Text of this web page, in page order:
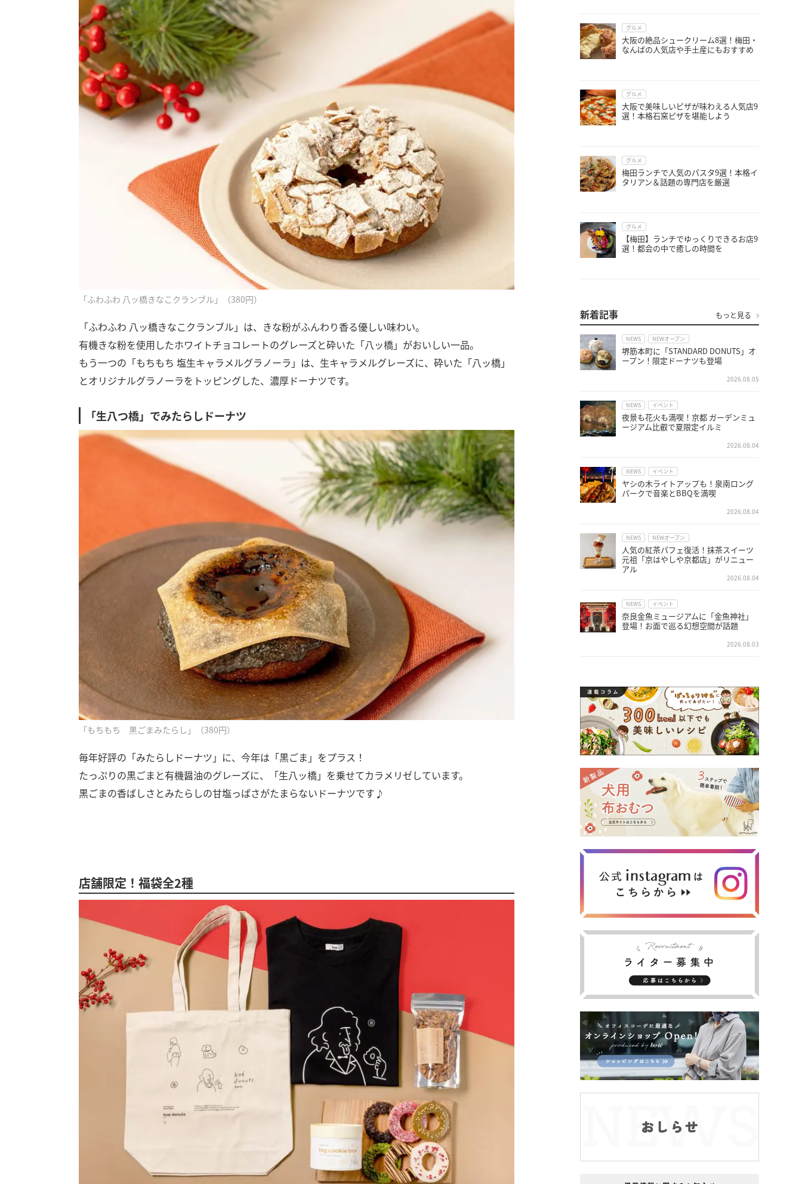
「ふわふわ 八ッ橋きなこクランブル」（380円）
「ふわふわ 八ッ橋きなこクランブル」は、きな粉がふんわり香る優しい味わい。
有機きな粉を使用したホワイトチョコレートのグレーズと砕いた「八ッ橋」がおいしい一品。
もう一つの「もちもち 塩生キャラメルグラノーラ」は、生キャラメルグレーズに、砕いた「八ッ橋」
とオリジナルグラノーラをトッピングした、濃厚ドーナツです。
「生八つ橋」でみたらしドーナツ
「もちもち 黒ごまみたらし」（380円）
毎年好評の「みたらしドーナツ」に、今年は「黒ごま」をプラス！
たっぷりの黒ごまと有機醤油のグレーズに、「生八ッ橋」を乗せてカラメリゼしています。
黒ごまの香ばしさとみたらしの甘塩っぱさがたまらないドーナツです♪
店舗限定！福袋全2種
グルメ
大阪の絶品シュークリーム8選！梅田・
なんばの人気店や手土産にもおすすめ
グルメ
大阪で美味しいピザが味わえる人気店9
選！本格石窯ピザを堪能しよう
グルメ
梅田ランチで人気のパスタ9選！本格イ
タリアン＆話題の専門店を厳選
グルメ
【梅田】ランチでゆっくりできるお店9
選！都会の中で癒しの時間を
新着記事 もっと見る
NEWS NEWオープン
堺筋本町に「STANDARD DONUTS」オ
ープン！限定ドーナツも登場
2026.08.05
NEWS イベント
夜景も花火も満喫！京都 ガーデンミュ
ージアム比叡で夏限定イルミ
2026.08.04
NEWS イベント
ヤシの木ライトアップも！泉南ロング
パークで音楽とBBQを満喫
2026.08.04
NEWS NEWオープン
人気の紅茶パフェ復活！抹茶スイーツ
元祖「京はやしや京都店」がリニュー
アル
2026.08.04
NEWS イベント
奈良金魚ミュージアムに「金魚神社」
登場！お面で巡る幻想空間が話題
2026.08.03